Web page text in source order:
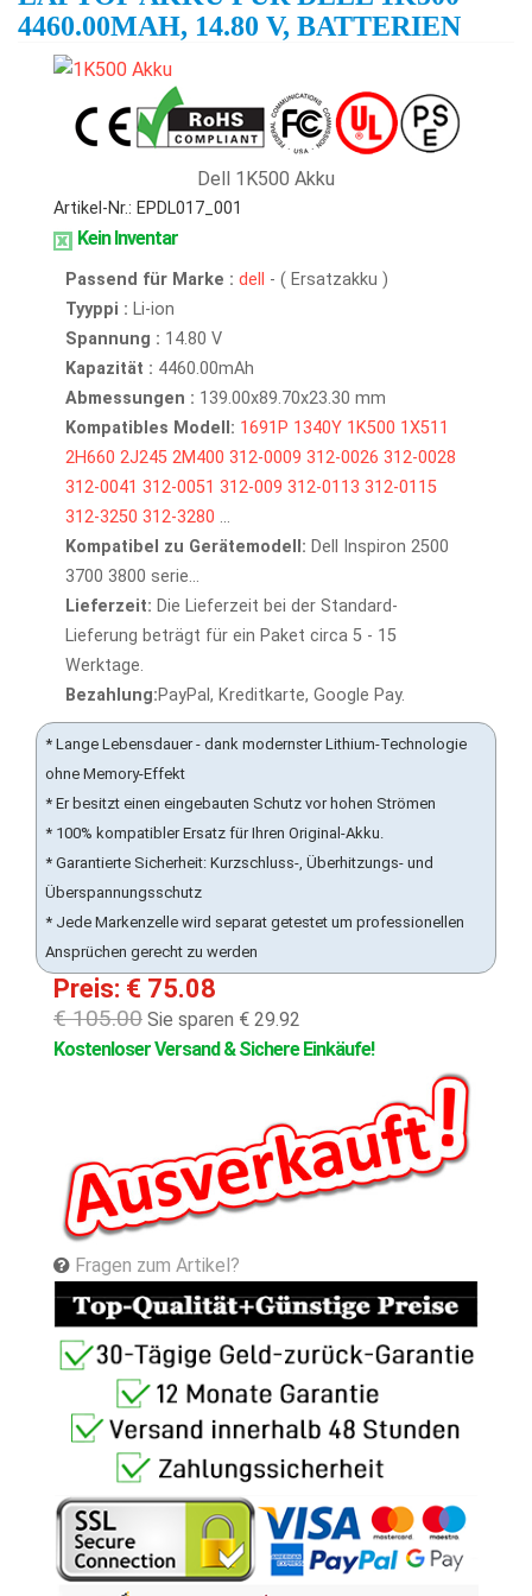
4460.00MAH, 14.80 V, BATTERIEN
Dell 1K500 Akku
Artikel-Nr.: EPDL017_001
Kein Inventar
Passend für Marke : dell - ( Ersatzakku )
Tyyppi : Li-ion
Spannung : 14.80 V
Kapazität : 4460.00mAh
Abmessungen : 139.00x89.70x23.30 mm
Kompatibles Modell: 1691P 1340Y 1K500 1X511
2H660 2J245 2M400 312-0009 312-0026 312-0028
312-0041 312-0051 312-009 312-0113 312-0115
312-3250 312-3280 ...
Kompatibel zu Gerätemodell: Dell Inspiron 2500
3700 3800 serie...
Lieferzeit: Die Lieferzeit bei der Standard-
Lieferung beträgt für ein Paket circa 5 - 15
Werktage.
Bezahlung:PayPal, Kreditkarte, Google Pay.
* Lange Lebensdauer - dank modernster Lithium-Technologie
ohne Memory-Effekt
* Er besitzt einen eingebauten Schutz vor hohen Strömen
* 100% kompatibler Ersatz für Ihren Original-Akku.
* Garantierte Sicherheit: Kurzschluss-, Überhitzungs- und
Überspannungsschutz
* Jede Markenzelle wird separat getestet um professionellen
Ansprüchen gerecht zu werden
Preis: € 75.08
€ 105.00 Sie sparen € 29.92
Kostenloser Versand & Sichere Einkäufe!
Fragen zum Artikel?